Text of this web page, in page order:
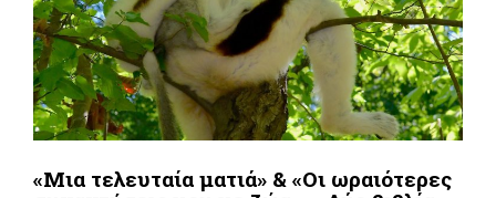
«Μια τελευταία ματιά» & «Οι ωραιότερες